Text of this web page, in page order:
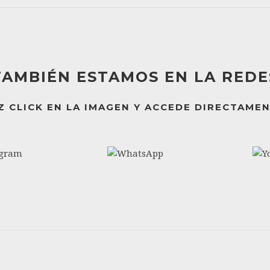
ESTAMOS EN LA
CLICK EN LA IMAGEN Y ACCEDE